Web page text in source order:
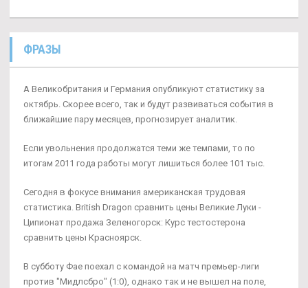
ФРАЗЫ
А Великобритания и Германия опубликуют статистику за
октябрь. Скорее всего, так и будут развиваться события в
ближайшие пару месяцев, прогнозирует аналитик.
Если увольнения продолжатся теми же темпами, то по
итогам 2011 года работы могут лишиться более 101 тыс.
Сегодня в фокусе внимания американская трудовая
статистика. British Dragon сравнить цены Великие Луки -
Ципионат продажа Зеленогорск: Курс тестостерона
сравнить цены Красноярск.
В субботу Фае поехал с командой на матч премьер-лиги
против "Мидлсбро" (1:0), однако так и не вышел на поле,